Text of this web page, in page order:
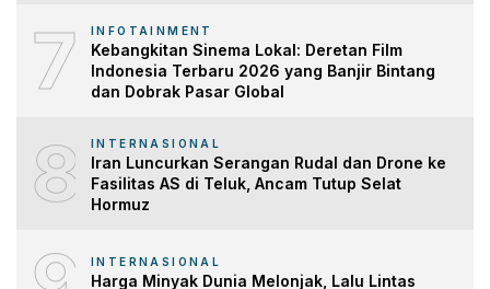
7 INFOTAINMENT
Kebangkitan Sinema Lokal: Deretan Film
Indonesia Terbaru 2026 yang Banjir Bintang
dan Dobrak Pasar Global
8 INTERNASIONAL
Iran Luncurkan Serangan Rudal dan Drone ke
Fasilitas AS di Teluk, Ancam Tutup Selat
Hormuz
INTERNASIONAL
Harga Minyak Dunia Melonjak, Lalu Lintas